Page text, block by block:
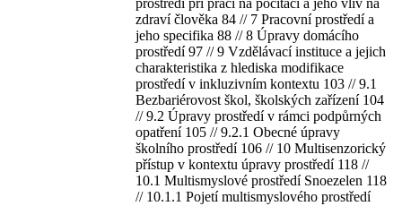
prostředí při práci na počítači a jeho vliv na
zdraví člověka 84 // 7 Pracovní prostředí a
jeho specifika 88 // 8 Úpravy domácího
prostředí 97 // 9 Vzdělávací instituce a jejich
charakteristika z hlediska modifikace
prostředí v inkluzivním kontextu 103 // 9.1
Bezbariérovost škol, školských zařízení 104
// 9.2 Úpravy prostředí v rámci podpůrných
opatření 105 // 9.2.1 Obecné úpravy
školního prostředí 106 // 10 Multisenzorický
přístup v kontextu úpravy prostředí 118 //
10.1 Multismyslové prostředí Snoezelen 118
// 10.1.1 Pojetí multismyslového prostředí